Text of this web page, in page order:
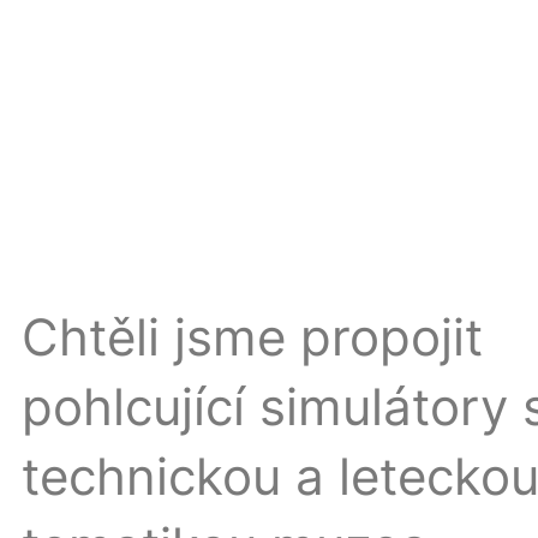
Chtěli jsme propojit
pohlcující simulátory
technickou a leteckou